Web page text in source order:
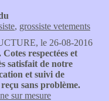
, grossiste vetements
le 26-08-2016
respectées et
satisfait de notre
et suivi de
sans problème.
sur mesure